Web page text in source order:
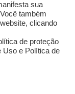
sua
também
clicando
de proteção
Uso e Política de